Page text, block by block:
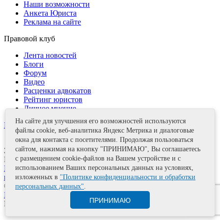
Наши возможности
Анкета Юриста
Реклама на сайте
Правовой клуб
Лента новостей
Блоги
Форум
Видео
Расценки адвокатов
Рейтинг юристов
Личное мнение
Контакты
Задать вопрос
Поделиться
Политика информационной безопасности Правила
использования материалов
© 2011—2026 А.Е. Мишушин
Карта сайта
Разработка сайта
На сайте для улучшения его возможностей используются
файлы cookie, веб-аналитика Яндекс Метрика и диалоговые
окна для контакта с посетителями. Продолжая пользоваться
сайтом, нажимая на кнопку "ПРИНИМАЮ", Вы соглашаетесь
с размещением cookie-файлов на Вашем устройстве и с
использованием Ваших персональных данных на условиях,
изложенных в "Политике конфиденциальности и обработки
персональных данных".
ПРИНИМАЮ